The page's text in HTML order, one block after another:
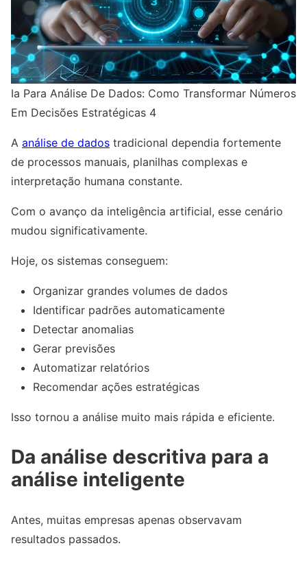
Ia Para Análise De Dados: Como Transformar Números
Em Decisões Estratégicas 4
A análise de dados tradicional dependia fortemente
de processos manuais, planilhas complexas e
interpretação humana constante.
Com o avanço da inteligência artificial, esse cenário
mudou significativamente.
Hoje, os sistemas conseguem:
Organizar grandes volumes de dados
Identificar padrões automaticamente
Detectar anomalias
Gerar previsões
Automatizar relatórios
Recomendar ações estratégicas
Isso tornou a análise muito mais rápida e eficiente.
Da análise descritiva para a
análise inteligente
Antes, muitas empresas apenas observavam
resultados passados.